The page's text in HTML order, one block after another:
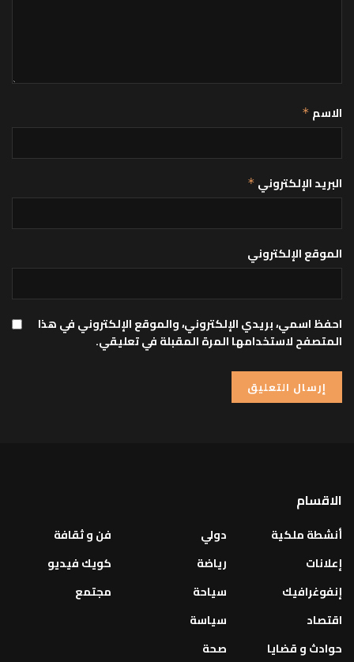
الاسم *
البريد الإلكتروني *
الموقع الإلكتروني
احفظ اسمي، بريدي الإلكتروني، والموقع الإلكتروني في هذا
المتصفح لاستخدامها المرة المقبلة في تعليقي.
الاقسام
أنشطة ملكية
إعلانات
إنفوغرافيك
اقتصاد
حوادث و قضايا
دولي
رياضة
سياحة
سياسة
صحة
فن و ثقافة
كويك فيديو
مجتمع